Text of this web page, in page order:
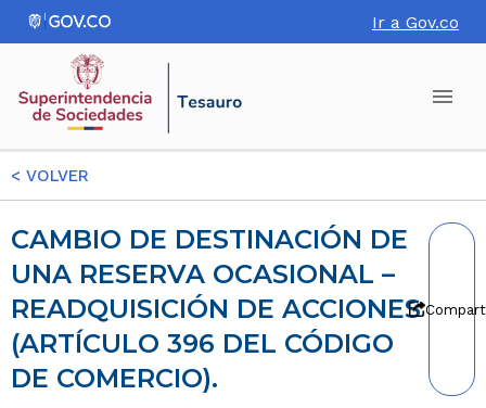
Ir a Gov.co
< VOLVER
CAMBIO DE DESTINACIÓN DE
UNA RESERVA OCASIONAL –
READQUISICIÓN DE ACCIONES
(ARTÍCULO 396 DEL CÓDIGO
DE COMERCIO).